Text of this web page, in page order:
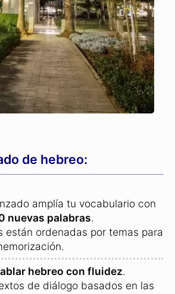
de hebreo:
amplía tu vocabulario con
nuevas palabras.